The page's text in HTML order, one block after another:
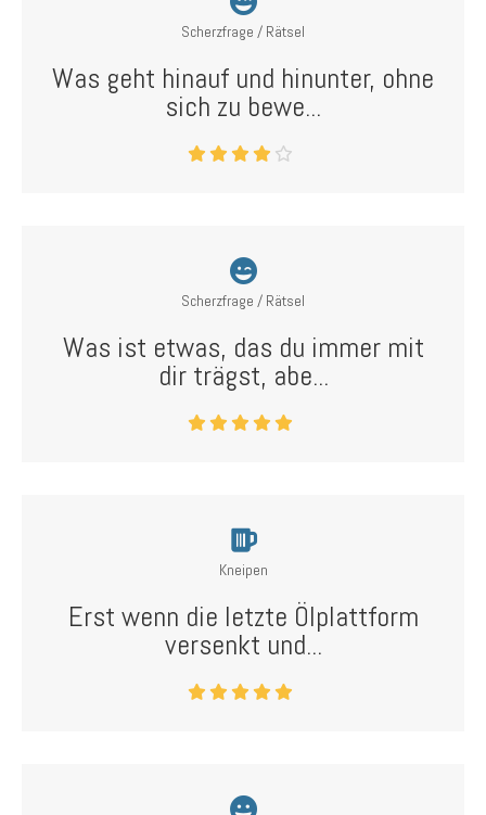
Scherzfrage / Rätsel
Was geht hinauf und hinunter, ohne
sich zu bewe...
Scherzfrage / Rätsel
Was ist etwas, das du immer mit
dir trägst, abe...
Kneipen
Erst wenn die letzte Ölplattform
versenkt und...